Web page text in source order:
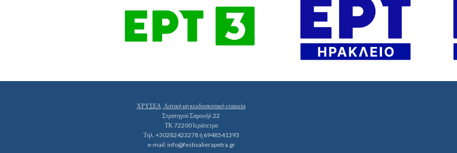
ΧΡΥΣΕΑ, Αστική μη κερδοσκοπική εταιρεία
Στρατηγού Σαμουήλ 22
ΤΚ 72200 Ιεράπετρα
Τηλ. +30282423278 ή 6948541393
e-mail:info@festivalierapetra.gr